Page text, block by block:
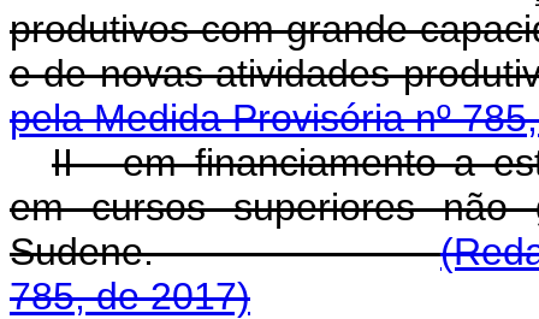
produtivos com grande
e de novas
pela Medida Provisória nº
II - em financiamento a
em cursos superiores
Sudene.
785, de 2017)